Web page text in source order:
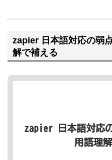
zapier 日本語対応の弱
解で補える